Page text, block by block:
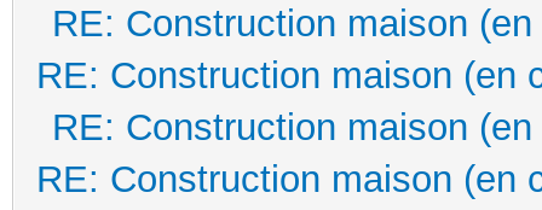
RE: Construction maison
RE: Construction maison (en
RE: Construction maison
RE: Construction maison (en